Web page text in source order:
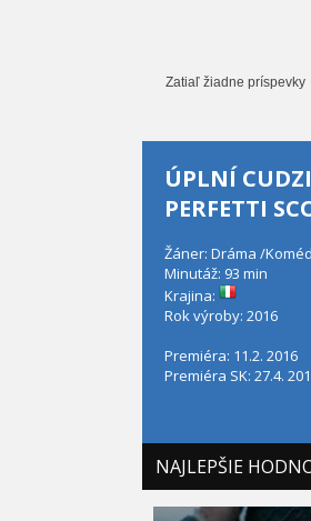
Zatiaľ žiadne príspevky
ÚPLNÍ
PERFETTI
Žáner: Dráma /
Minutáž: 93 min
Krajina:
Rok výroby: 2016
Premiéra: 11.2. 2016
Premiéra SK: 27.4.
NAJLEPŠIE